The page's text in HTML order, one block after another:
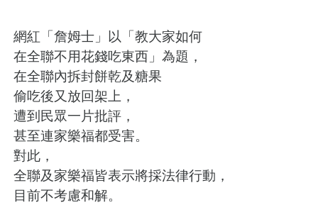
網紅「詹姆士」以「教大家如何
在全聯不用花錢吃東西」為題，
在全聯內拆封餅乾及糖果
偷吃後又放回架上，
遭到民眾一片批評，
甚至連家樂福都受害。
對此，
全聯及家樂福皆表示將採法律行動，
目前不考慮和解。